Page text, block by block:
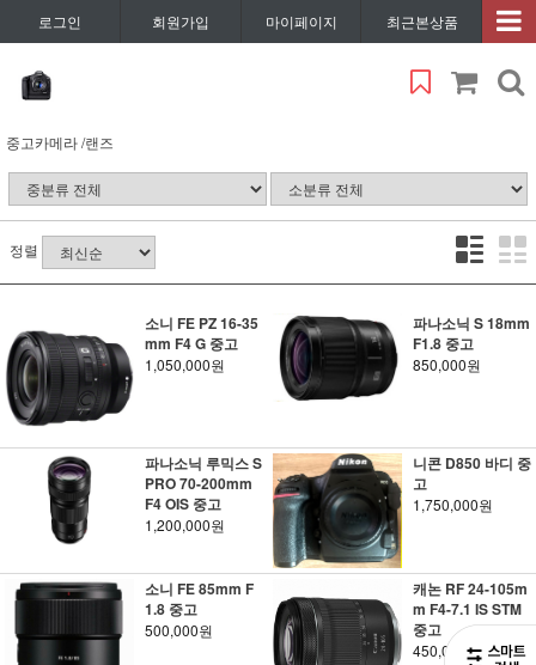
로그인 회원가입 마이페이지 최근본상품
중고카메라 /랜즈
정렬
소니 FE PZ 16-35
mm F4 G 중고
1,050,000원
파나소닉 S 18mm
F1.8 중고
850,000원
파나소닉 루믹스 S
PRO 70-200mm
F4 OIS 중고
1,200,000원
니콘 D850 바디 중
고
1,750,000원
소니 FE 85mm F
1.8 중고
500,000원
캐논 RF 24-105m
m F4-7.1 IS STM
중고
450,000원